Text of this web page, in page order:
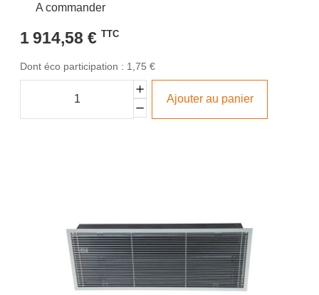
A commander
1 914,58 € TTC
Dont éco participation : 1,75 €
Ajouter au panier